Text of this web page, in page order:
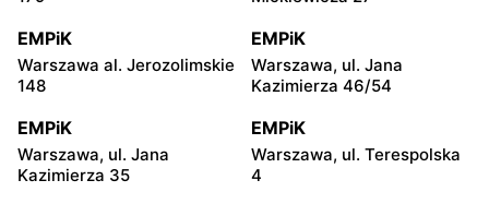
EMPiK
Warszawa al. Jerozolimskie
148
EMPiK
Warszawa, ul. Jana
Kazimierza 46/54
EMPiK
Warszawa, ul. Jana
Kazimierza 35
EMPiK
Warszawa, ul. Terespolska
4